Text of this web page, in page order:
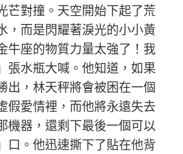
芒對撞。天空開始下起了荒
，而是閃耀著淚光的小小黃
牛座的物質力量太強了！我
張水瓶大喊。他知道，如果
出，林天秤將會被困在一個
假愛情裡，而他將永遠失去
機器，還剩下最後一個可以
口。他迅速撕下了貼在他背